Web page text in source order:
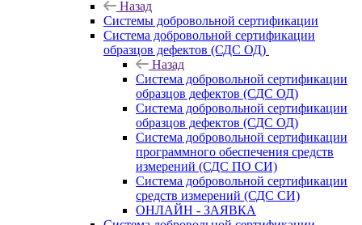
Назад
Системы добровольной сертификации
Система добровольной сертификации
образцов дефектов (СДС ОД)
Назад
Система добровольной сертификации
образцов дефектов (СДС ОД)
Система добровольной сертификации
образцов дефектов (СДС ОД)
Система добровольной сертификации
программного обеспечения средств
измерений (СДС ПО СИ)
Система добровольной сертификации
средств измерений (СДС СИ)
ОНЛАЙН - ЗАЯВКА